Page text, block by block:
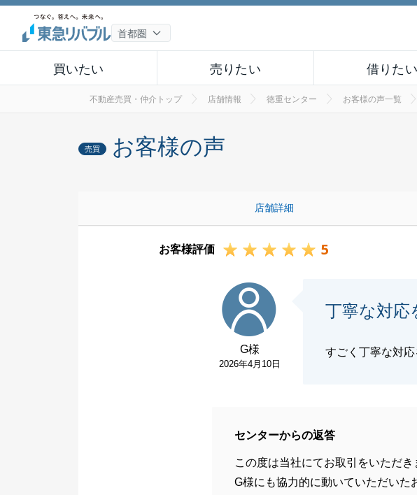
買いたい 売りたい 借りたい
不動産売買・仲介トップ 店舗情報 徳重センター お客様の声一覧
売買 お客様の声
店舗詳細
お客様評価 5
G様
2026年4月10日
丁寧な対応
すごく丁寧な対応
センターからの返答
この度は当社にてお取引をいただ
G様にも協力的に動いていただいた